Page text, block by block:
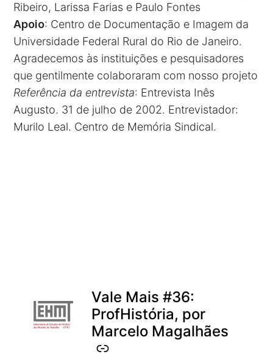
Ribeiro, Larissa Farias e Paulo Fontes
Apoio: Centro de Documentação e Imagem da
Universidade Federal Rural do Rio de Janeiro.
Agradecemos às instituições e pesquisadores
que gentilmente colaboraram com nosso projeto
Referência da entrevista: Entrevista Inês
Augusto. 31 de julho de 2002. Entrevistador:
Murilo Leal. Centro de Memória Sindical.
Vale Mais #36:
ProfHistória, por
Marcelo Magalhães
–